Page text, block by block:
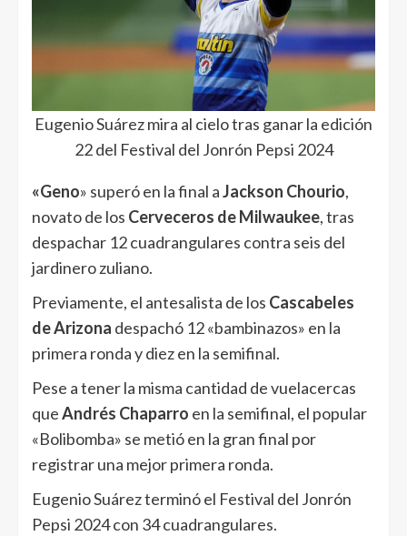
Eugenio Suárez mira al cielo tras ganar la edición
22 del Festival del Jonrón Pepsi 2024
«Geno» superó en la final aJackson Chourio,
novato de los Cerveceros de Milwaukee, tras
despachar 12 cuadrangulares contra seis del
jardinero zuliano.
Previamente, el antesalista de los Cascabeles
de Arizona despachó 12 «bambinazos» en la
primera ronda y diez en la semifinal.
Pese a tener la misma cantidad de vuelacercas
queAndrés Chaparro en la semifinal, el popular
«Bolibomba» se metió en la gran final por
registrar una mejor primera ronda.
Eugenio Suárez terminó el Festival del Jonrón
Pepsi 2024 con 34 cuadrangulares.